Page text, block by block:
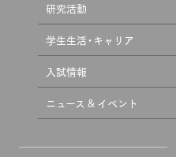
研究活動
学生生活・キャリア
入試情報
ニュース & イベント